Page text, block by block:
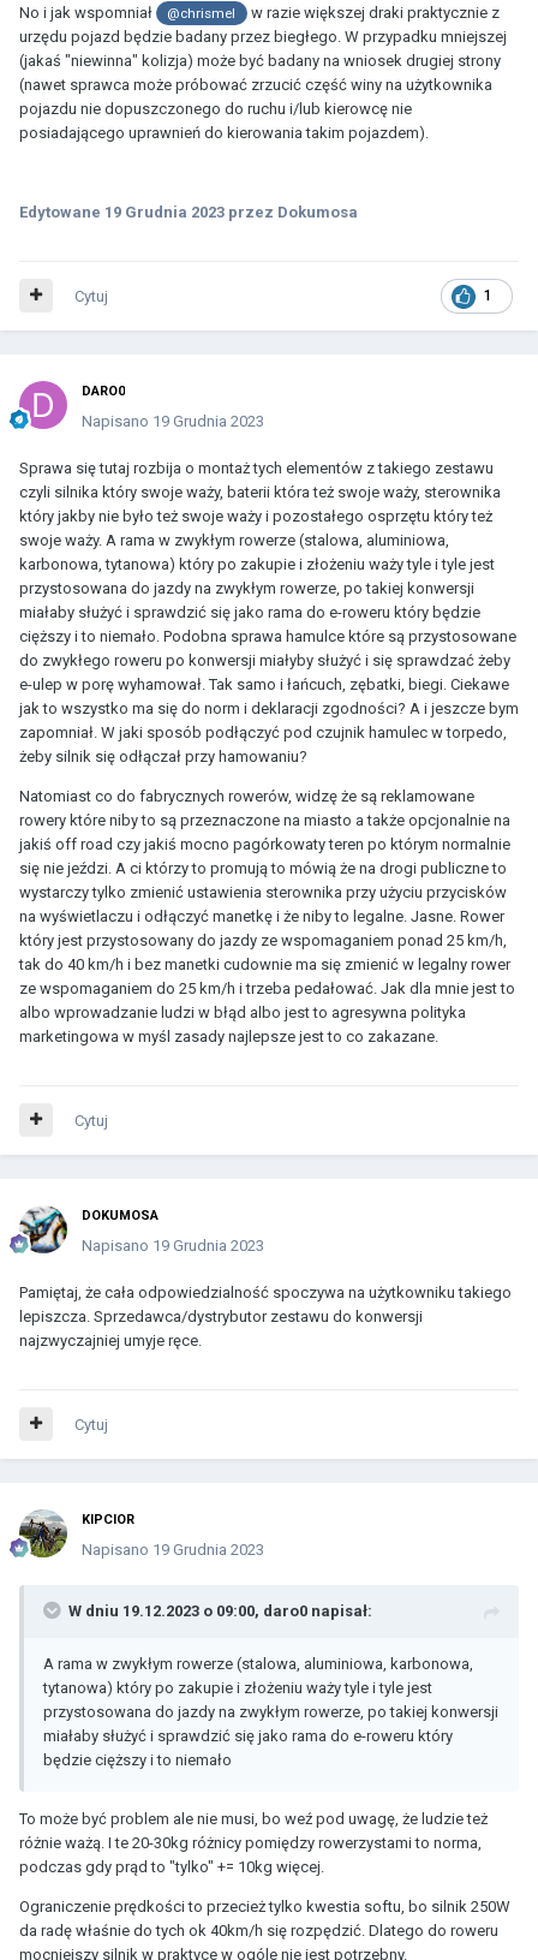
No i jak wspomniał @chrismel
w razie większej draki praktycznie z
urzędu pojazd będzie badany przez biegłego. W przypadku mniejszej
(jakaś "niewinna" kolizja) może być badany na wniosek drugiej strony
(nawet sprawca może próbować zrzucić część winy na użytkownika
pojazdu nie dopuszczonego do ruchu i/lub kierowcę nie
posiadającego uprawnień do kierowania takim pojazdem).
Edytowane 19 Grudnia 2023 przez Dokumosa
1
Cytuj
DARO0
Napisano 19 Grudnia 2023
Sprawa się tutaj rozbija o montaż tych elementów z takiego zestawu
czyli silnika który swoje waży, baterii która też swoje waży, sterownika
który jakby nie było też swoje waży i pozostałego osprzętu który też
swoje waży. A rama w zwykłym rowerze (stalowa, aluminiowa,
karbonowa, tytanowa) który po zakupie i złożeniu waży tyle i tyle jest
przystosowana do jazdy na zwykłym rowerze, po takiej konwersji
miałaby służyć i sprawdzić się jako rama do e-roweru który będzie
cięższy i to niemało. Podobna sprawa hamulce które są przystosowane
do zwykłego roweru po konwersji miałyby służyć i się sprawdzać żeby
e-ulep w porę wyhamował. Tak samo i łańcuch, zębatki, biegi. Ciekawe
jak to wszystko ma się do norm i deklaracji zgodności? A i jeszcze bym
zapomniał. W jaki sposób podłączyć pod czujnik hamulec w torpedo,
żeby silnik się odłączał przy hamowaniu?
Natomiast co do fabrycznych rowerów, widzę że są reklamowane
rowery które niby to są przeznaczone na miasto a także opcjonalnie na
jakiś off road czy jakiś mocno pagórkowaty teren po którym normalnie
się nie jeździ. A ci którzy to promują to mówią że na drogi publiczne to
wystarczy tylko zmienić ustawienia sterownika przy użyciu przycisków
na wyświetlaczu i odłączyć manetkę i że niby to legalne. Jasne. Rower
który jest przystosowany do jazdy ze wspomaganiem ponad 25 km/h,
tak do 40 km/h i bez manetki cudownie ma się zmienić w legalny rower
ze wspomaganiem do 25 km/h i trzeba pedałować. Jak dla mnie jest to
albo wprowadzanie ludzi w błąd albo jest to agresywna polityka
marketingowa w myśl zasady najlepsze jest to co zakazane.
Cytuj
DOKUMOSA
Napisano 19 Grudnia 2023
Pamiętaj, że cała odpowiedzialność spoczywa na użytkowniku takiego
lepiszcza. Sprzedawca/dystrybutor zestawu do konwersji
najzwyczajniej umyje ręce.
Cytuj
KIPCIOR
Napisano 19 Grudnia 2023
W dniu 19.12.2023 o 09:00, daro0 napisał:
A rama w zwykłym rowerze (stalowa, aluminiowa, karbonowa,
tytanowa) który po zakupie i złożeniu waży tyle i tyle jest
przystosowana do jazdy na zwykłym rowerze, po takiej konwersji
miałaby służyć i sprawdzić się jako rama do e-roweru który
będzie cięższy i to niemało
To może być problem ale nie musi, bo weź pod uwagę, że ludzie też
różnie ważą. I te 20-30kg różnicy pomiędzy rowerzystami to norma,
podczas gdy prąd to "tylko" += 10kg więcej.
Ograniczenie prędkości to przecież tylko kwestia softu, bo silnik 250W
da radę właśnie do tych ok 40km/h się rozpędzić. Dlatego do roweru
mocniejszy silnik w praktyce w ogóle nie jest potrzebny.